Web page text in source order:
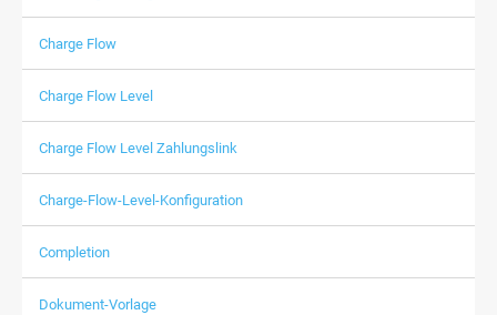
Charge Flow
Charge Flow Level
Charge Flow Level Zahlungslink
Charge-Flow-Level-Konfiguration
Completion
Dokument-Vorlage